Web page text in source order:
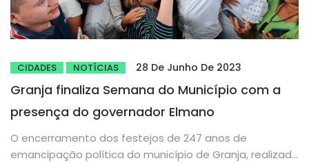
CIDADES NOTÍCIAS 28 De Junho De 2023
Granja finaliza Semana do Município com a
presença do governador Elmano
O encerramento dos festejos de 247 anos de
emancipação política do município de Granja, realizado